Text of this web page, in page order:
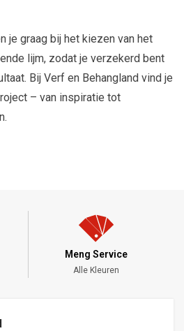
je graag bij het kiezen van het
lijm, zodat je verzekerd bent
Bij Verf en Behangland vind je
– van inspiratie tot
Meng Service
Alle Kleuren